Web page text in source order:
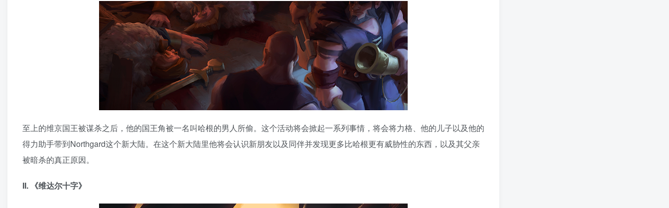
至上的维京国王被谋杀之后，他的国王角被一名叫哈根的男人所偷。这个活动将会掀起一系列事情，将会将力格、他的儿子以及他的
得力助手带到Northgard这个新大陆。在这个新大陆里他将会认识新朋友以及同伴并发现更多比哈根更有威胁性的东西，以及其父亲
被暗杀的真正原因。
II. 《维达尔十字》